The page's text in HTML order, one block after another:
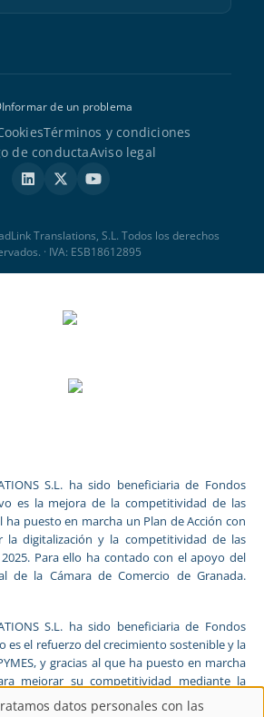
Informar de un problema
Términos y condiciones
de conductaAviso legal
Translations, S.L. Todos los derechos
· IVA: ESB18612895
S.L. ha sido beneficiaria de Fondos
es la mejora de la competitividad de las
ha puesto en marcha un Plan de Acción con
la digitalización y la competitividad de las
Para ello ha contado con el apoyo del
de la Cámara de Comercio de Granada.
S.L. ha sido beneficiaria de Fondos
es el refuerzo del crecimiento sostenible y la
y gracias al que ha puesto en marcha
mejorar su competitividad mediante la
promoción online y el comercio electrónico
datos personales con las